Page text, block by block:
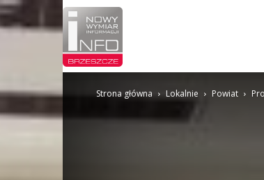
InfoBrzeszcze.pl
Strona główna Lokalnie Powiat